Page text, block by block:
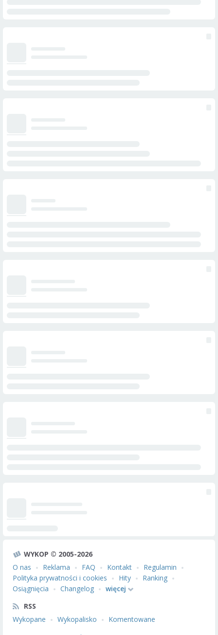
WYKOP © 2005-2026
O nas
Reklama FAQ Kontakt
Regulamin
Polityka prywatności i cookies
Hity
Ranking
Osiągnięcia
Changelog
więcej
RSS
Wykopane
Wykopalisko
Komentowane